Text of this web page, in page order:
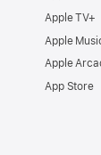
Apple TV+
Apple
Apple
App Store